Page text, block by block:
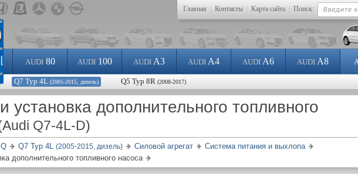
Главная Контакты Карта сайта Поиск:
AUDI80 AUDI100 AUDI A3 AUDI A4 AUDI A6 AUDI A8
Q7 Typ 4L (2005-2015, дизель) Q5 Typ 8R (2008-2017)
установка дополнительного топливного
Q7-4L-D)
Q7 Typ 4L (2005-2015, дизель) Силовой агрегат
Система питания и выхлопа
дополнительного топливного насоса